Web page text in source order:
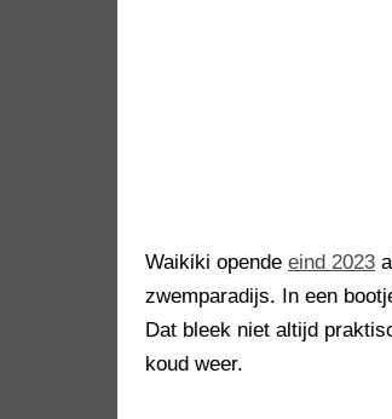
Waikiki opende eind 2023
zwemparadijs. In een
Dat bleek niet altijd
koud weer.